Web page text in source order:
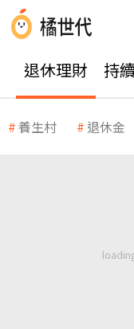
退休理財 持
養生村 退休金